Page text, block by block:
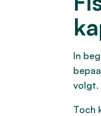
In
volgt.
Toch